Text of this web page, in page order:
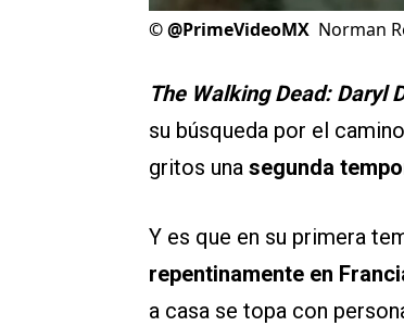
©@PrimeVideoMX Norman
The Walking Dead: Daryl
su búsqueda por el
gritos una segunda
Y es que en su primera
repentinamente en
a casa se topa con